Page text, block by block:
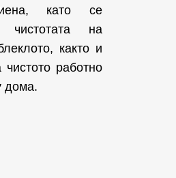
като се
чистотата на
както и
работно
дома.